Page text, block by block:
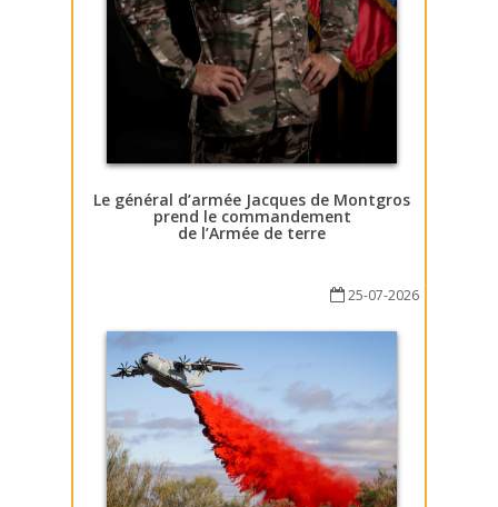
Le général d’armée Jacques de Montgros
prend le commandement
de l’Armée de terre
25-07-2026